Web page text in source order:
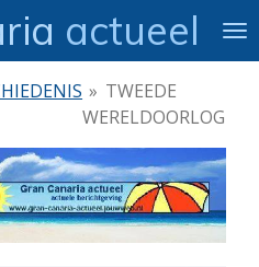
actueel
» TWEEDE
WERELDOORLOG